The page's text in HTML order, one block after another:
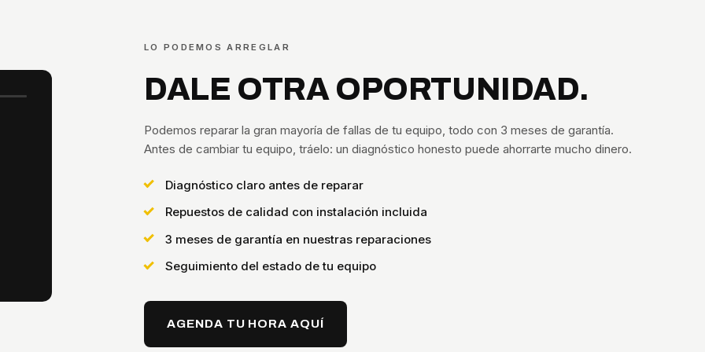
LO PODEMOS ARREGLAR
DALE OTRA OPORTUNIDAD.
Podemos reparar la gran mayoría de fallas de tu equipo, todo con 3 meses de garantía.
Antes de cambiar tu equipo, tráelo: un diagnóstico honesto puede ahorrarte mucho dinero.
Diagnóstico claro antes de reparar
Repuestos de calidad con instalación incluida
3 meses de garantía en nuestras reparaciones
Seguimiento del estado de tu equipo
AGENDA TU HORA AQUÍ